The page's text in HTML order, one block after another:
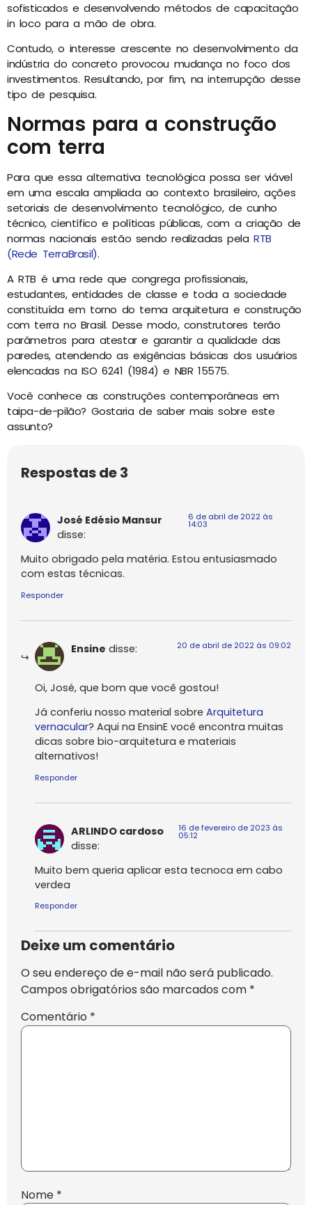
sofisticados e desenvolvendo métodos de capacitação
in loco para a mão de obra.
Contudo, o interesse crescente no desenvolvimento da
indústria do concreto provocou mudança no foco dos
investimentos. Resultando, por fim, na interrupção desse
tipo de pesquisa.
Normas para a construção
com terra
Para que essa alternativa tecnológica possa ser viável
em uma escala ampliada ao contexto brasileiro, ações
setoriais de desenvolvimento tecnológico, de cunho
técnico, científico e políticas públicas, com a criação de
normas nacionais estão sendo realizadas pelaRTB
(Rede TerraBrasil).
A RTB é uma rede que congrega profissionais,
estudantes, entidades de classe e toda a sociedade
constituída em torno do tema arquitetura e construção
com terra no Brasil. Desse modo, construtores terão
parâmetros para atestar e garantir a qualidade das
paredes, atendendo as exigências básicas dos usuários
elencadas na ISO 6241 (1984) e NBR 15575.
Você conhece as construções contemporâneas em
taipa-de-pilão? Gostaria de saber mais sobre este
assunto?
Respostas de 3
José Edésio Mansur
disse:
6 de abril de 2022 às
14:03
Muito obrigado pela matéria. Estou entusiasmado
com estas técnicas.
Responder
Ensine disse: 20 de abril de 2022 às 09:02
Oi, José, que bom que você gostou!
Já conferiu nosso material sobre Arquitetura
vernacular? Aqui na EnsinE você encontra muitas
dicas sobre bio-arquitetura e materiais
alternativos!
Responder
ARLINDO cardoso
disse:
16 de fevereiro de 2023 às
05:12
Muito bem queria aplicar esta tecnoca em cabo
verdea
Responder
Deixe um comentário
O seu endereço de e-mail não será publicado.
Campos obrigatórios são marcados com *
Comentário *
Nome *